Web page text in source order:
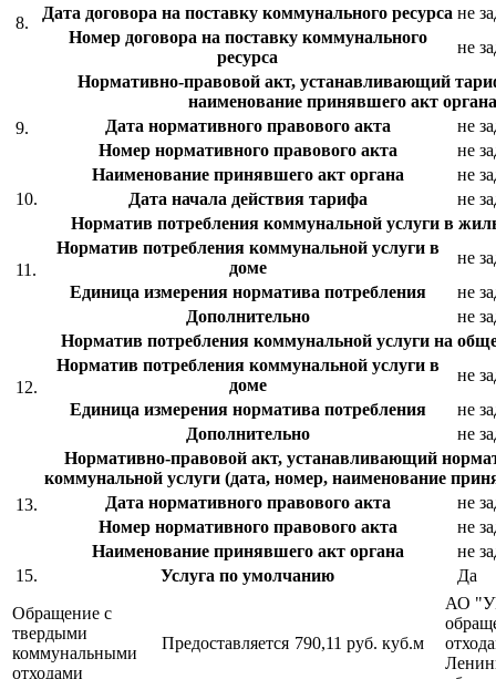
8.
Дата договора на поставку коммунального ресурса не
Номер договора на поставку коммунального
ресурса
не
9.
Нормативно-правовой акт, устанавливающий
наименование принявшего акт
Дата нормативного правового акта
не
Номер нормативного правового акта
не
Наименование принявшего акт органа
не
10.
Дата начала действия тарифа не
11.
Норматив потребления коммунальной услуги в
Норматив потребления коммунальной услуги в
доме
не
Единица измерения норматива потребления
не
Дополнительно
не
12.
Норматив потребления коммунальной услуги на
Норматив потребления коммунальной услуги в
доме
не
Единица измерения норматива потребления
не
Дополнительно
не
13.
Нормативно-правовой акт, устанавливающий
коммунальной услуги (дата, номер, наименование
Дата нормативного правового акта
не
Номер нормативного правового акта
не
Наименование принявшего акт органа
не
15.
Услуга по умолчанию
Да
Обращение с
твердыми
коммунальными
отходами
Предоставляется 790,11 руб. куб.м
АО